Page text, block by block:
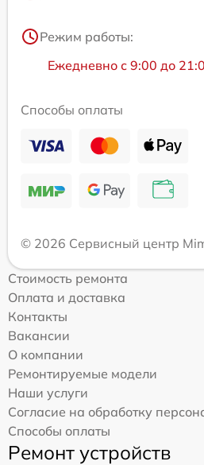
Режим работы:
Ежедневно с 9:00 до
Способы оплаты
© 2026 Сервисный центр
Стоимость ремонта
Оплата и доставка
Контакты
Вакансии
О компании
Ремонтируемые модели
Наши услуги
Согласие на обработку
Способы оплаты
Ремонт устройств